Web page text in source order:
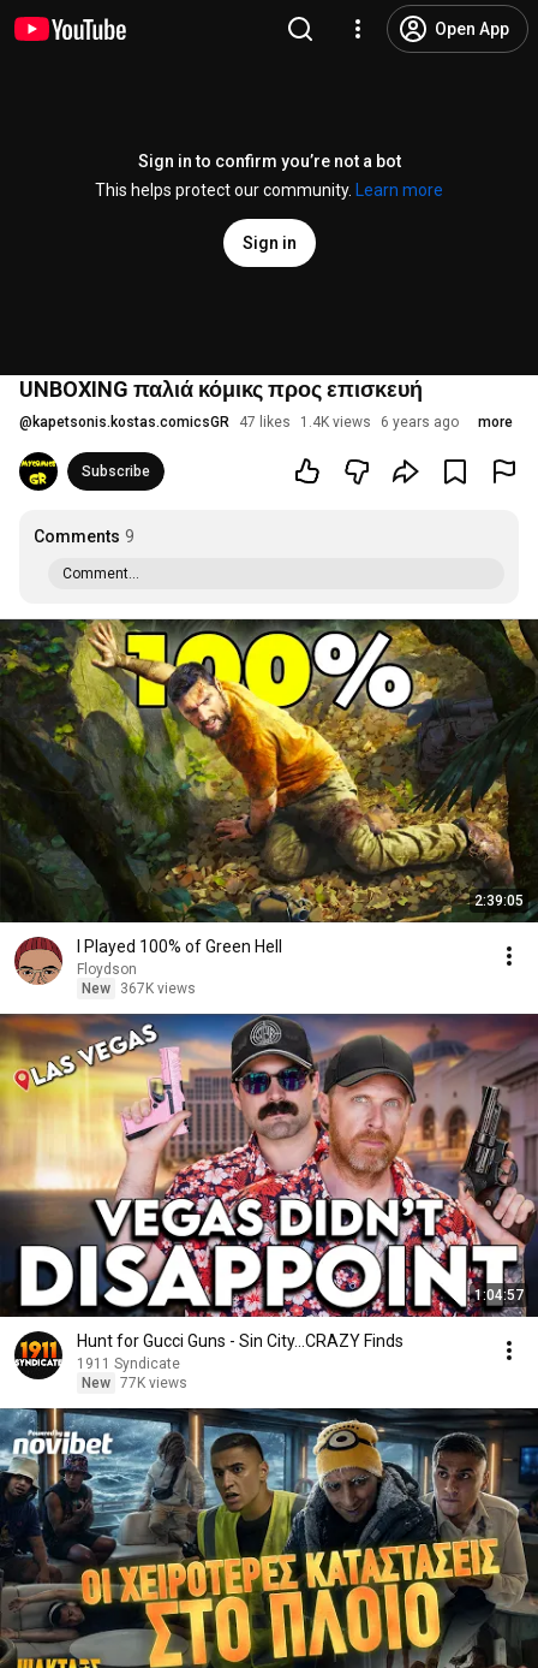
Open App
Sign in to confirm you’re not a bot
This helps protect our community.
Learn more
Sign in
UNBOXING παλιά κόμικς προς επισκευή
@ kapetsonis.kostas.comicsGR 47 likes 1.4K views 6 years ago more
Subscribe
Comments 9
Comment...
2:39:05
I Played 100% of Green Hell
Floydson
New
367K views
1:04:57
Hunt for Gucci Guns - Sin City...CRAZY Finds
1911 Syndicate
New 77K views